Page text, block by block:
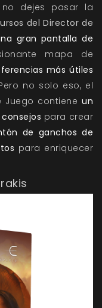
dejes pasar la
del Director de
gran pantalla de
mapa de
más útiles
no solo eso, el
Juego contiene un
para crear
de ganchos de
para enriquecer